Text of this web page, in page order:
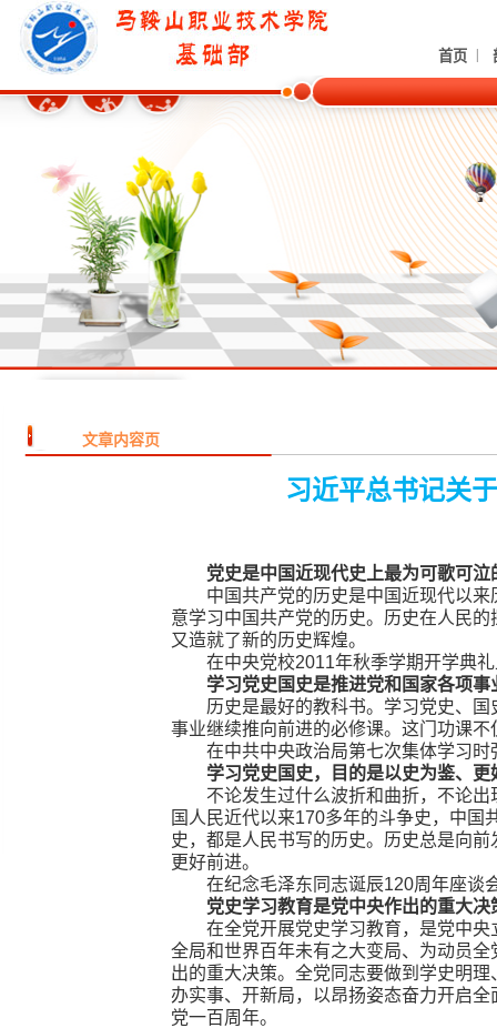
首页
文章内容页
习近平总书记关
党史是中国近现代史上最为可歌可泣
中国共产党的历史是中国近现代以
意学习中国共产党的历史。历史在人民
又造就了新的历史辉煌。
在中央党校2011年秋季学期开学典
学习党史国史是推进党和国家各项事
历史是最好的教科书。学习党史、
事业继续推向前进的必修课。这门功课
在中共中央政治局第七次集体学习
学习党史国史，目的是以史为鉴、更
不论发生过什么波折和曲折，不论
国人民近代以来170多年的斗争史，中
史，都是人民书写的历史。历史总是向
更好前进。
在纪念毛泽东同志诞辰120周年座谈
党史学习教育是党中央作出的重大决
在全党开展党史学习教育，是党中
全局和世界百年未有之大变局、为动员
出的重大决策。全党同志要做到学史明
办实事、开新局，以昂扬姿态奋力开启
党一百周年。